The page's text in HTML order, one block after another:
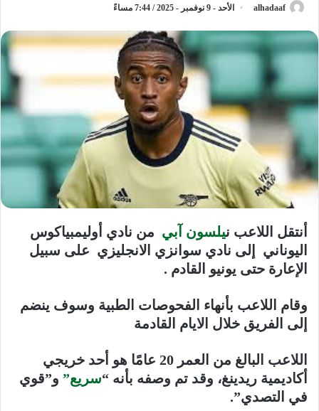
alhadaaf الأحد - 9 نوفمبر - 2025 / 7:44 مساءً
أنتقل اللاعب نيلسون آبي من نادي أوليمبياكوس
اليوناني إلى نادي سوانزي الانجليزي على سبيل
الإعارة حتى يونيو القادم .
وقام اللاعب بأنهاء الفحوصات الطبية وسوف ينضم
إلى الفريق خلال الايام القادمة
اللاعب البالغ من العمر 20 عامًا هو أحد خريجي
أكاديمية ريدينغ، وقد تم وصفه بأنه “سريع” و”قوي
في التصدي”.